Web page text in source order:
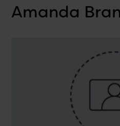
Amanda